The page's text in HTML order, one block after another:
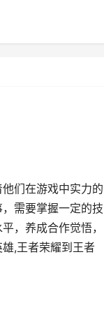
们在游戏中实力的
需要掌握一定的技
，养成合作觉悟，
,王者荣耀到王者